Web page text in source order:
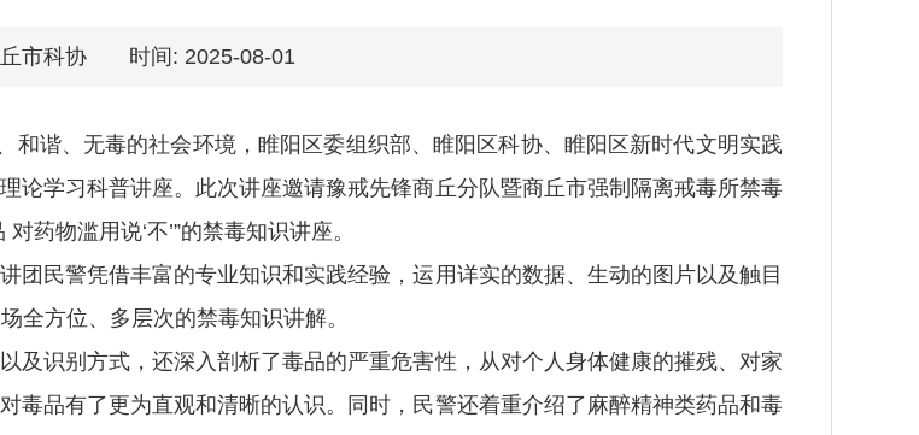
市科协 时间: 2025-08-01
谐、无毒的社会环境，睢阳区委组织部、睢阳区科协、睢阳区新时代文明实践
论学习科普讲座。此次讲座邀请豫戒先锋商丘分队暨商丘市强制隔离戒毒所禁毒
药物滥用说‘不’”的禁毒知识讲座。
民警凭借丰富的专业知识和实践经验，运用详实的数据、生动的图片以及触目
全方位、多层次的禁毒知识讲解。
识别方式，还深入剖析了毒品的严重危害性，从对个人身体健康的摧残、对家
毒品有了更为直观和清晰的认识。同时，民警还着重介绍了麻醉精神类药品和毒